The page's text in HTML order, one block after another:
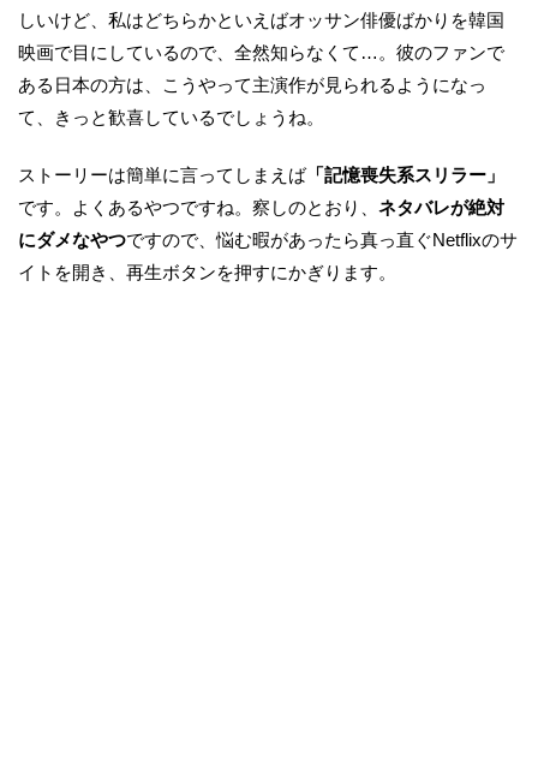
しいけど、私はどちらかといえばオッサン俳優ばかりを韓国
映画で目にしているので、全然知らなくて…。彼のファンで
ある日本の方は、こうやって主演作が見られるようになっ
て、きっと歓喜しているでしょうね。
ストーリーは簡単に言ってしまえば「記憶喪失系スリラー」
です。よくあるやつですね。察しのとおり、 ネタバレが絶対
にダメなやつですので、悩む暇があったら真っ直ぐNetflixのサ
イトを開き、再生ボタンを押すにかぎります。